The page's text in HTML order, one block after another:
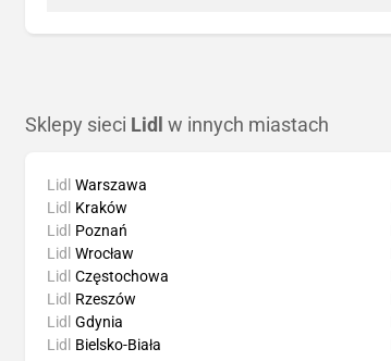
Sklepy sieci Lidl w innych miastach
Lidl Warszawa
Lidl
Kraków
Lidl
Poznań
Lidl Wrocław
Lidl Częstochowa
Lidl
Rzeszów
Lidl Gdynia
Lidl
Bielsko-Biała